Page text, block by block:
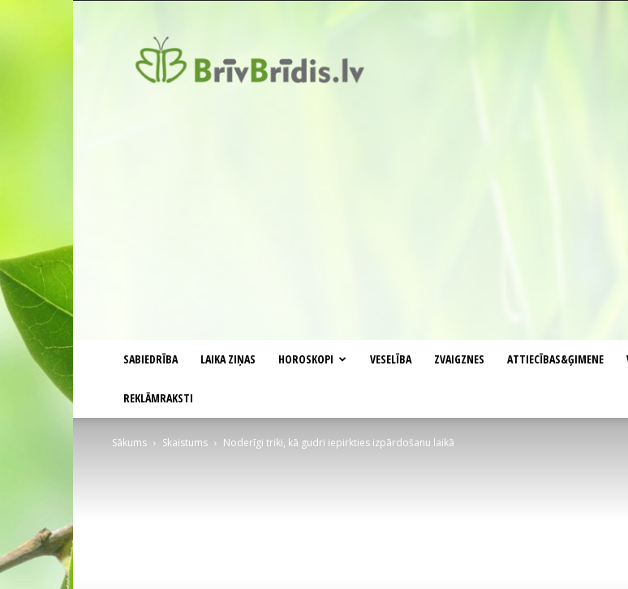
SABIEDRĪBA LAIKA ZIŅAS HOROSKOPI VESELĪBA ZVAIGZNES ATTIECĪBAS&ĢIMENE
REKLĀMRAKSTI
Sākums Skaistums Noderīgi triki, kā gudri iepirkties izpārdošanu laikā